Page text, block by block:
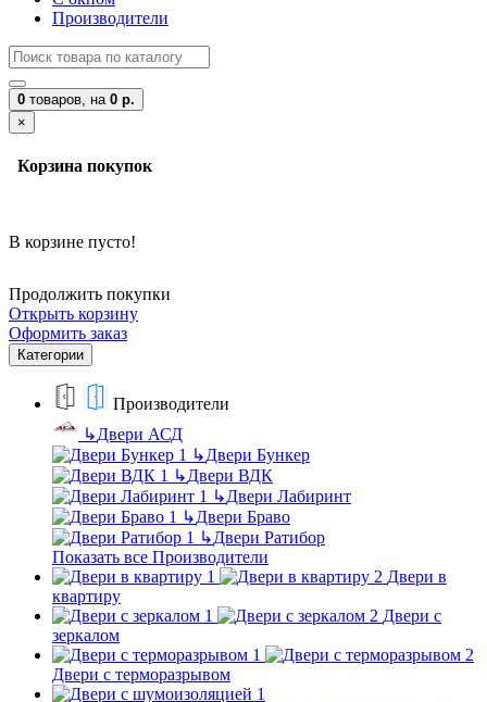
Производители
0 товаров, на 0 р.
×
Корзина покупок
В корзине пусто!
Продолжить покупки
Открыть корзину
Оформить заказ
Категории
Производители
↳Двери АСД
↳Двери Бункер
↳Двери ВДК
↳Двери Лабиринт
↳Двери Браво
↳Двери Ратибор
Показать все Производители
Двери в
квартиру
Двери с
зеркалом
Двери с терморазрывом